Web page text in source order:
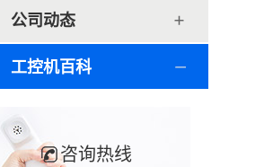
公司动态
工控机百科
咨询热线